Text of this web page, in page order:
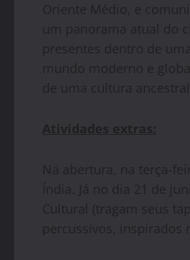
Oriente Médio, e
um panorama atual do
presentes dentro de
mundo moderno e
de uma cultura
Atividades extras:
Na abertura, na terça-
Índia. Já no dia 21 de
Cultural (tragam seus
percussivos, inspirados